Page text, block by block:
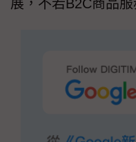
展，不若B2C商品